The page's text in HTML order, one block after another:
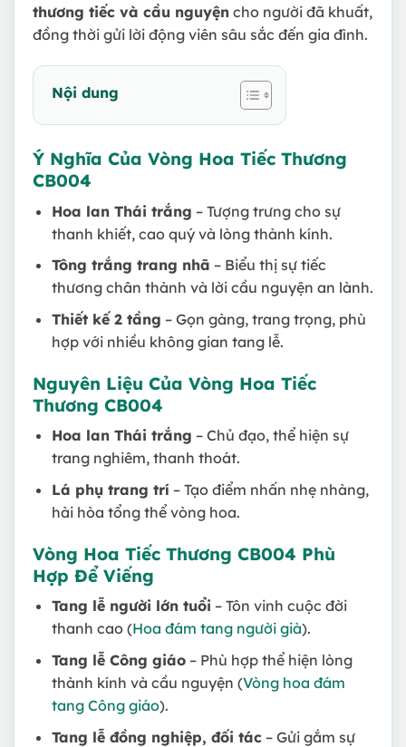
thương tiếc và cầu nguyện cho người đã khuất,
đồng thời gửi lời động viên sâu sắc đến gia đình.
Nội dung
Ý Nghĩa Của Vòng Hoa Tiếc Thương
CB004
Hoa lan Thái trắng – Tượng trưng cho sự
thanh khiết, cao quý và lòng thành kính.
Tông trắng trang nhã – Biểu thị sự tiếc
thương chân thành và lời cầu nguyện an lành.
Thiết kế 2 tầng – Gọn gàng, trang trọng, phù
hợp với nhiều không gian tang lễ.
Nguyên Liệu Của Vòng Hoa Tiếc
Thương CB004
Hoa lan Thái trắng – Chủ đạo, thể hiện sự
trang nghiêm, thanh thoát.
Lá phụ trang trí – Tạo điểm nhấn nhẹ nhàng,
hài hòa tổng thể vòng hoa.
Vòng Hoa Tiếc Thương CB004 Phù
Hợp Để Viếng
Tang lễ người lớn tuổi – Tôn vinh cuộc đời
thanh cao (Hoa đám tang người già).
Tang lễ Công giáo– Phù hợp thể hiện lòng
thành kính và cầu nguyện (Vòng hoa đám
tang Công giáo).
Tang lễ đồng nghiệp, đối tác– Gửi gắm sự